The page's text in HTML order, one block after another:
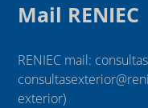
Mail RENIEC
RENIEC mail:
exterior)